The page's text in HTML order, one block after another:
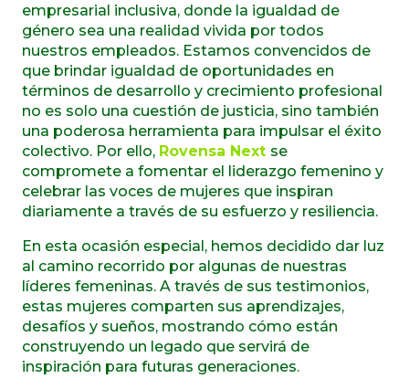
empresarial inclusiva, donde la igualdad de
género sea una realidad vivida por todos
nuestros empleados. Estamos convencidos de
que brindar igualdad de oportunidades en
términos de desarrollo y crecimiento profesional
no es solo una cuestión de justicia, sino también
una poderosa herramienta para impulsar el éxito
colectivo. Por ello, Rovensa Next se
compromete a fomentar el liderazgo femenino y
celebrar las voces de mujeres que inspiran
diariamente a través de su esfuerzo y resiliencia.
En esta ocasión especial, hemos decidido dar luz
al camino recorrido por algunas de nuestras
líderes femeninas. A través de sus testimonios,
estas mujeres comparten sus aprendizajes,
desafíos y sueños, mostrando cómo están
construyendo un legado que servirá de
inspiración para futuras generaciones.